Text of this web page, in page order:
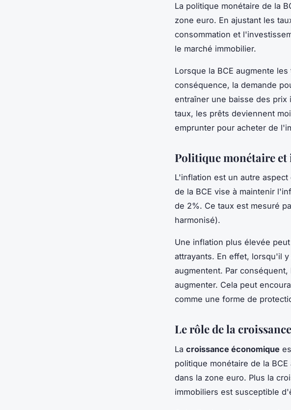
La politique monétaire de la
zone euro. En ajustant les
consommation et
le marché immobilier.
Lorsque la BCE augmente
conséquence, la demande
entraîner une baisse des prix
taux, les prêts deviennent
emprunter pour acheter de
Politique monétaire
L'inflation est un autre
de la BCE vise à maintenir
de 2%. Ce taux est mesuré
harmonisé).
Une inflation plus élevée
attrayants. En effet, lorsqu'il
augmentent. Par
augmenter. Cela peut
comme une forme de
Le rôle de la
La croissance économique
politique monétaire de la
dans la zone euro. Plus la
immobiliers est susceptible